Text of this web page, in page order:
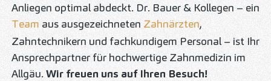
Anliegen optimal abdeckt. Dr. Bauer & Kollegen – ein
Team aus ausgezeichneten Zahnärzten,
Zahntechnikern und fachkundigem Personal – ist Ihr
Ansprechpartner für hochwertige Zahnmedizin im
Allgäu.Wir freuen uns auf Ihren Besuch!